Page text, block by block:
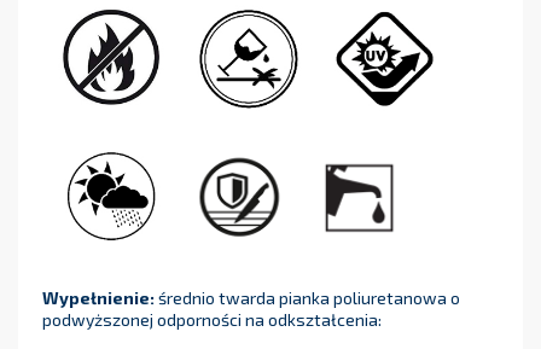
Wypełnienie:średnio twarda pianka poliuretanowa o
podwyższonej odporności na odkształcenia: